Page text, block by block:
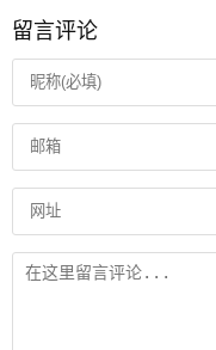
留言评论